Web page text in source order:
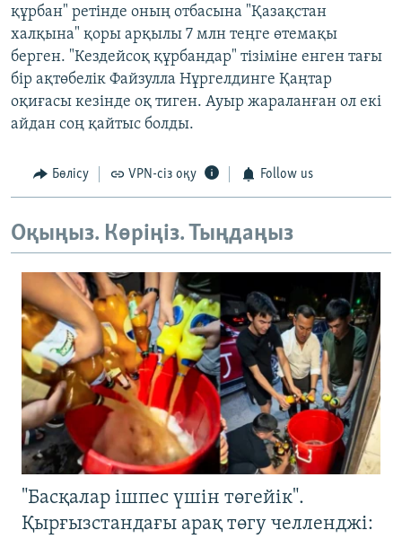
құрбан" ретінде оның отбасына "Қазақстан
халқына" қоры арқылы 7 млн теңге өтемақы
берген. "Кездейсоқ құрбандар" тізіміне енген тағы
бір ақтөбелік Файзулла Нұргелдинге Қаңтар
оқиғасы кезінде оқ тиген. Ауыр жараланған ол екі
айдан соң қайтыс болды.
Бөлісу VPN-сіз оқу Follow us
Оқыңыз. Көріңіз. Тыңдаңыз
"Басқалар ішпес үшін төгейік".
Қырғызстандағы арақ төгу челленджі: